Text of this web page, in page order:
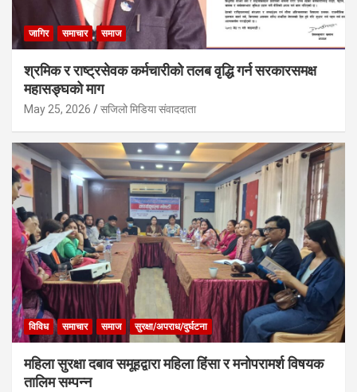
जागिर समाचार समाज
श्रमिक र राष्ट्रसेवक कर्मचारीको तलब वृद्धि गर्न सरकारसमक्ष
महासङ्घको माग
May 25, 2026 सजिलो मिडिया संवाददाता
विविध समाचार समाज सुरक्षा/अपराध/दुर्घटना
महिला सुरक्षा दबाव समूहद्वारा महिला हिंसा र मनोपरामर्श विषयक
तालिम सम्पन्न